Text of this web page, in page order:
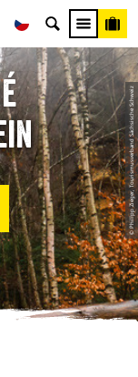
© Philipp Zieger, Tourismusverband Sächsische Schweiz